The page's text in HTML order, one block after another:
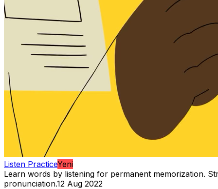
Listen PracticeYeni
Learn words by listening for permanent memorization.
pronunciation.12 Aug 2022